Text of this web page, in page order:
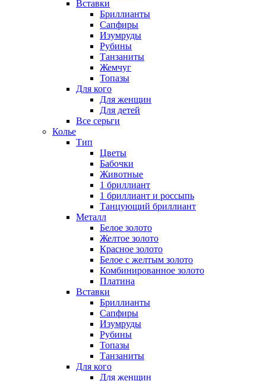
Вставки
Бриллианты
Сапфиры
Изумруды
Рубины
Танзаниты
Жемчуг
Топазы
Для кого
Для женщин
Для детей
Все серьги
Колье
Тип
Цветы
Бабочки
Животные
1 бриллиант
1 бриллиант и россыпь
Танцующий бриллиант
Металл
Белое золото
Желтое золото
Красное золото
Белое с желтым золото
Комбинированное золото
Платина
Вставки
Бриллианты
Сапфиры
Изумруды
Рубины
Топазы
Танзаниты
Для кого
Для женщин